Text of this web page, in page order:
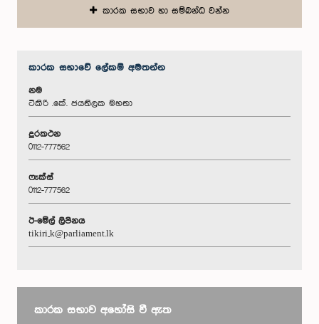
කාරක සභාව හා සම්බන්ධ වන්න
කාරක සභා‌වේ ලේකම් අමතන්න
නම
ටිකිරි .කේ. ජයතිලක මහතා
දුරකථන
0112-777562
ෆැක්ස්
0112-777562
ඊ-මේල් ලිපිනය
tikiri_k@parliament.lk
කාරක සභාව අහෝසි වී ඇත